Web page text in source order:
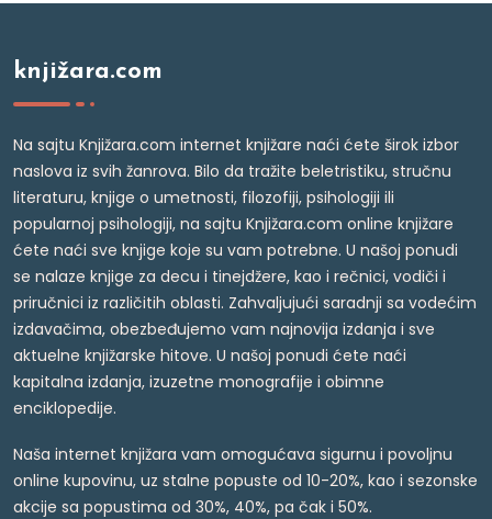
knjižara.com
Na sajtu Knjižara.com internet knjižare naći ćete širok izbor
naslova iz svih žanrova. Bilo da tražite beletristiku, stručnu
literaturu, knjige o umetnosti, filozofiji, psihologiji ili
popularnoj psihologiji, na sajtu Knjižara.com online knjižare
ćete naći sve knjige koje su vam potrebne. U našoj ponudi
se nalaze knjige za decu i tinejdžere, kao i rečnici, vodiči i
priručnici iz različitih oblasti. Zahvaljujući saradnji sa vodećim
izdavačima, obezbeđujemo vam najnovija izdanja i sve
aktuelne knjižarske hitove. U našoj ponudi ćete naći
kapitalna izdanja, izuzetne monografije i obimne
enciklopedije.
Naša internet knjižara vam omogućava sigurnu i povoljnu
online kupovinu, uz stalne popuste od 10-20%, kao i sezonske
akcije sa popustima od 30%, 40%, pa čak i 50%.